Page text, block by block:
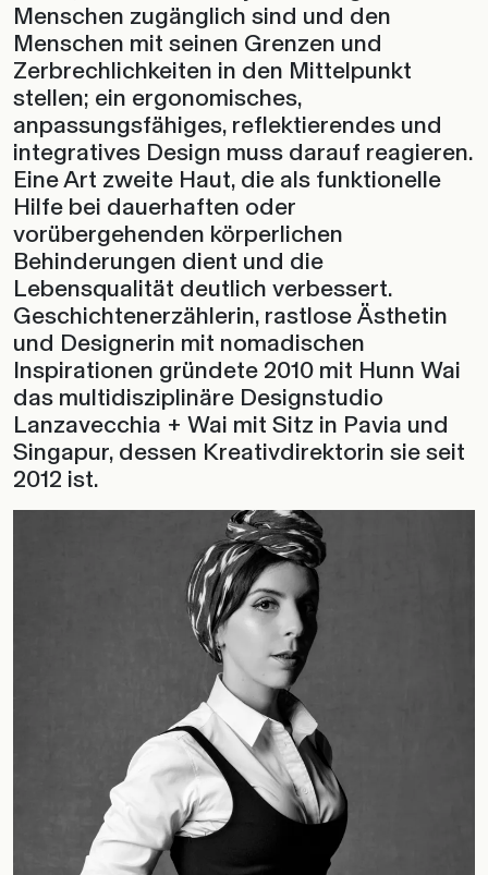
Menschen zugänglich sind und den
Menschen mit seinen Grenzen und
Zerbrechlichkeiten in den Mittelpunkt
stellen; ein ergonomisches,
anpassungsfähiges, reflektierendes und
integratives Design muss darauf reagieren.
Eine Art zweite Haut, die als funktionelle
Hilfe bei dauerhaften oder
vorübergehenden körperlichen
Behinderungen dient und die
Lebensqualität deutlich verbessert.
Geschichtenerzählerin, rastlose Ästhetin
und Designerin mit nomadischen
Inspirationen gründete 2010 mit Hunn Wai
das multidisziplinäre Designstudio
Lanzavecchia + Wai mit Sitz in Pavia und
Singapur, dessen Kreativdirektorin sie seit
2012 ist.